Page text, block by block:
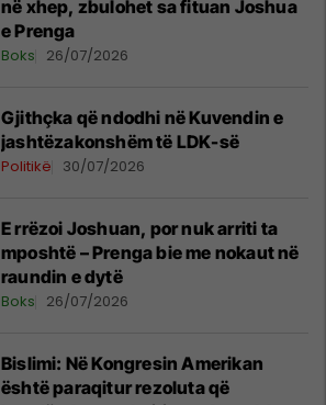
në xhep, zbulohet sa fituan Joshua
e Prenga
Boks 26/07/2026
Gjithçka që ndodhi në Kuvendin e
jashtëzakonshëm të LDK-së
Politikë 30/07/2026
E rrëzoi Joshuan, por nuk arriti ta
mposhtë – Prenga bie me nokaut në
raundin e dytë
Boks 26/07/2026
Bislimi: Në Kongresin Amerikan
është paraqitur rezoluta që